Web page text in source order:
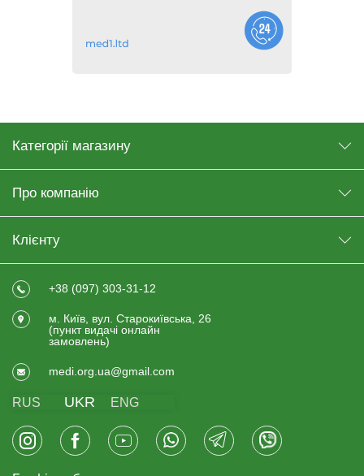
Категорії магазину
Про компанію
Клієнту
+38 (097) 303-31-12
м. Київ, вул. Старокиївська, 26
(пункт видачi онлайн
замовлень)
medi.org.ua@gmail.com
RUS UKR ENG